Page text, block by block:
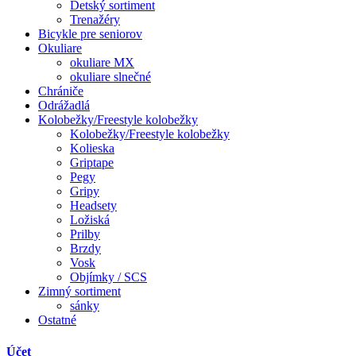
Detský sortiment
Trenažéry
Bicykle pre seniorov
Okuliare
okuliare MX
okuliare slnečné
Chrániče
Odrážadlá
Kolobežky/Freestyle kolobežky
Kolobežky/Freestyle kolobežky
Kolieska
Griptape
Pegy
Gripy
Headsety
Ložiská
Prilby
Brzdy
Vosk
Objímky / SCS
Zimný sortiment
sánky
Ostatné
Účet